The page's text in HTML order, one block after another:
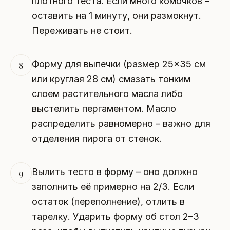
оставить на 1 минуту, они размокнут.
Переживать не стоит.
8
Форму для выпечки (размер 25×35 см
или круглая 28 см) смазать тонким
слоем растительного масла либо
выстелить пергаментом. Масло
распределить равномерно – важно для
отделения пирога от стенок.
9
Вылить тесто в форму – оно должно
заполнить её примерно на 2/3. Если
остаток (переполнение), отлить в
тарелку. Ударить форму об стол 2–3